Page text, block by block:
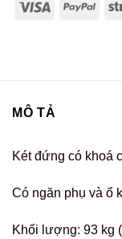
MÔ TẢ
Két đứng có khoá
Có ngăn phụ và ổ
Khối lượng: 93 kg